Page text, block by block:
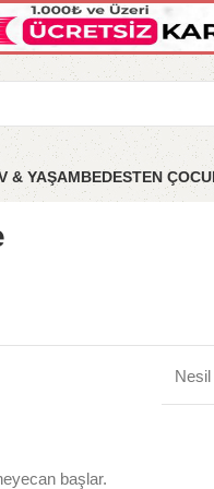
& YAŞAMBEDESTEN
başlar.